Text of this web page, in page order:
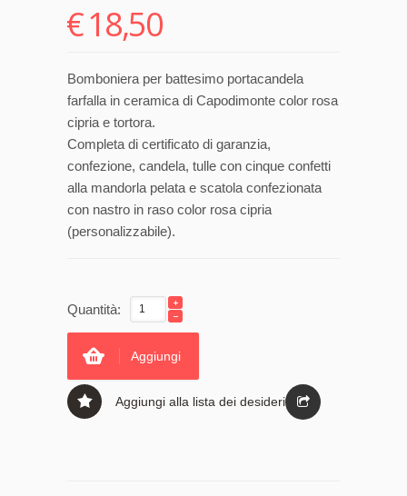
€18,50
Bomboniera per battesimo portacandela
farfalla in ceramica di Capodimonte color rosa
cipria e tortora.
Completa di certificato di garanzia,
confezione, candela, tulle con cinque confetti
alla mandorla pelata e scatola confezionata
con nastro in raso color rosa cipria
(personalizzabile).
Quantità:
Aggiungi
Aggiungi alla lista dei desideri